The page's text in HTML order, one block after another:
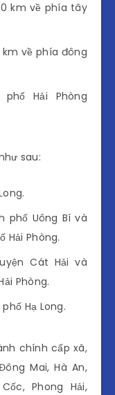
km về phía tây
km về phía đông
Hải Phòng
sau:
phố Uông Bí và
Hải Phòng.
Cát Hải và
Phòng.
Hạ Long.
chính cấp xã,
Mai, Hà An,
Phong Hải,